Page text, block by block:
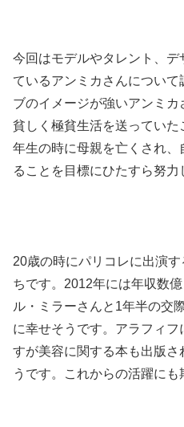
今回はモデルやタレント、
ているアンミカさんについ
ブのイメージが強いアンミ
貧しく極貧生活を送ってい
年生の時に母親を亡くされ
ることを目標にひたすら努力
20歳の時にパリコレに出演
ちです。2012年には年収数
ル・ミラーさんと1年半の交
に幸せそうです。アラフィ
すが美容に関する本も出版
うです。これからの活躍にも